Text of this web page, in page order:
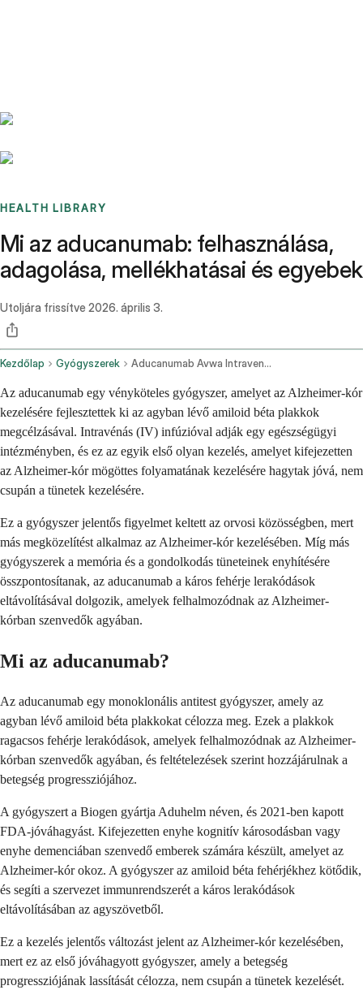
HEALTH LIBRARY
Mi az aducanumab: felhasználása,
adagolása, mellékhatásai és egyebek
Utoljára frissítve 2026. április 3.
Kezdőlap Gyógyszerek Aducanumab Avwa Intravenous Route
Az aducanumab egy vényköteles gyógyszer, amelyet az Alzheimer-kór
kezelésére fejlesztettek ki az agyban lévő amiloid béta plakkok
megcélzásával. Intravénás (IV) infúzióval adják egy egészségügyi
intézményben, és ez az egyik első olyan kezelés, amelyet kifejezetten
az Alzheimer-kór mögöttes folyamatának kezelésére hagytak jóvá, nem
csupán a tünetek kezelésére.
Ez a gyógyszer jelentős figyelmet keltett az orvosi közösségben, mert
más megközelítést alkalmaz az Alzheimer-kór kezelésében. Míg más
gyógyszerek a memória és a gondolkodás tüneteinek enyhítésére
összpontosítanak, az aducanumab a káros fehérje lerakódások
eltávolításával dolgozik, amelyek felhalmozódnak az Alzheimer-
kórban szenvedők agyában.
Mi az aducanumab?
Az aducanumab egy monoklonális antitest gyógyszer, amely az
agyban lévő amiloid béta plakkokat célozza meg. Ezek a plakkok
ragacsos fehérje lerakódások, amelyek felhalmozódnak az Alzheimer-
kórban szenvedők agyában, és feltételezések szerint hozzájárulnak a
betegség progressziójához.
A gyógyszert a Biogen gyártja Aduhelm néven, és 2021-ben kapott
FDA-jóváhagyást. Kifejezetten enyhe kognitív károsodásban vagy
enyhe demenciában szenvedő emberek számára készült, amelyet az
Alzheimer-kór okoz. A gyógyszer az amiloid béta fehérjékhez kötődik,
és segíti a szervezet immunrendszerét a káros lerakódások
eltávolításában az agyszövetből.
Ez a kezelés jelentős változást jelent az Alzheimer-kór kezelésében,
mert ez az első jóváhagyott gyógyszer, amely a betegség
progressziójának lassítását célozza, nem csupán a tünetek kezelését.